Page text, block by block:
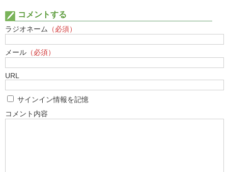
コメントする
ラジオネーム （必須）
メール （必須）
URL
サインイン情報を記憶
コメント内容